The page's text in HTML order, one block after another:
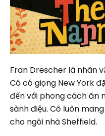
Fran Drescher là nhân
Cô có giọng New York
đến với phong cách ăn
sành điệu. Cô luôn
cho ngôi nhà Sheffield.